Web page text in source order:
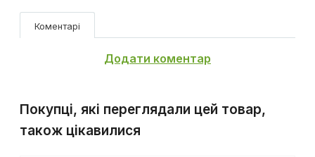
Коментарі
Додати коментар
Покупці, які переглядали цей товар,
також цікавилися